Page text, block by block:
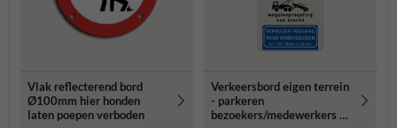
Vlak reflecterend bord
Ø100mm hier honden
laten poepen verboden
Verkeersbord eigen terrein
- parkeren
bezoekers/medewerkers -